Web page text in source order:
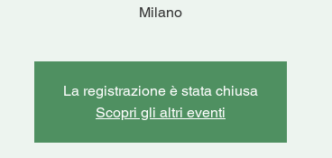
Milano
La registrazione è stata chiusa
Scopri gli altri eventi